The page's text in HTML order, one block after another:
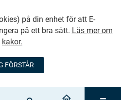
på din enhet för att E-
på ett bra sätt. Läs mer om
kakor.
FÖRSTÅR
GÅ DIREKT TILL